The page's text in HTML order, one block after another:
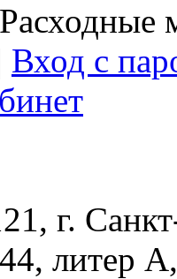
Вход с
г.
литер